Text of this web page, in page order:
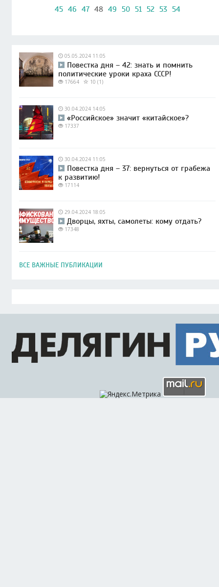
45 46 47 48 49 50 51 52 53 54
05.05.2024 11:05
Повестка дня – 42: знать и помнить
политические уроки краха СССР!
17664 10 (1)
30.04.2024 14:05
«Российское» значит «китайское»?
17337
30.04.2024 11:05
Повестка дня – 37: вернуться от грабежа
к развитию!
17114
29.04.2024 18:05
Дворцы, яхты, самолеты: кому отдать?
17348
ВСЕ ВАЖНЫЕ ПУБЛИКАЦИИ